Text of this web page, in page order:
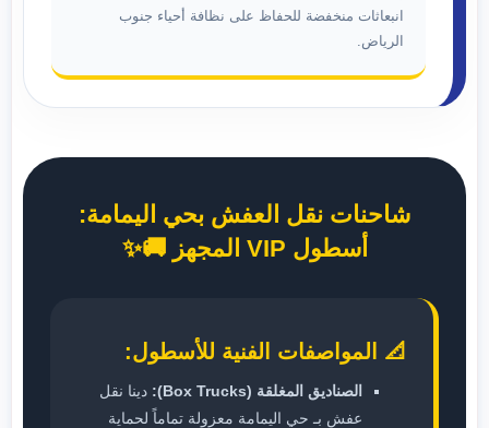
انبعاثات منخفضة للحفاظ على نظافة أحياء جنوب
الرياض.
شاحنات نقل العفش بحي اليمامة:
أسطول VIP المجهز 🚚✨
📐 المواصفات الفنية للأسطول:
الصناديق المغلقة (Box Trucks):
دينا نقل
عفش بـ حي اليمامة معزولة تماماً لحماية